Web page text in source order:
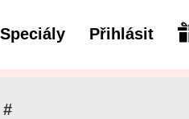
Speciály Přihlásit
#